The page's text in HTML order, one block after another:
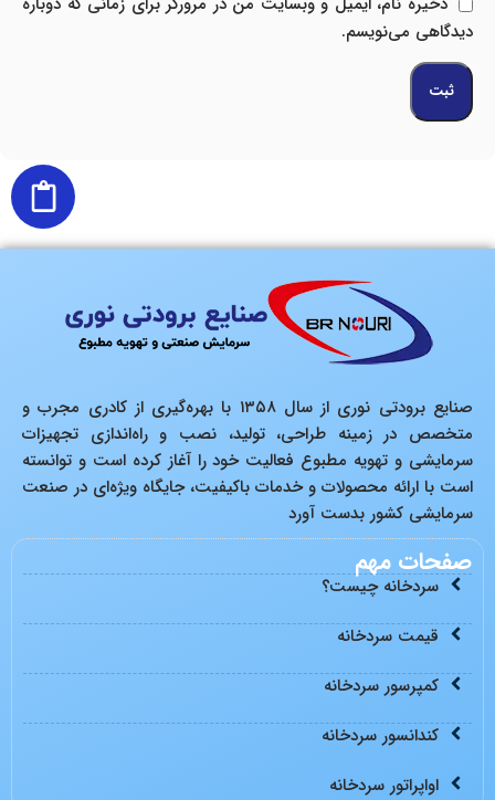
دیدگاهی می‌نویسم.
صنایع برودتی نوری از سال ۱۳۵۸ با بهره‌گیری از کادری مجرب و
متخصص در زمینه طراحی، تولید، نصب و راه‌اندازی تجهیزات
سرمایشی و تهویه مطبوع فعالیت خود را آغاز کرده است و توانسته
است با ارائه محصولات و خدمات باکیفیت، جایگاه ویژه‌ای در صنعت
سرمایشی کشور بدست آورد
صفحات مهم
سردخانه چیست؟
قیمت سردخانه
کمپرسور سردخانه
کندانسور سردخانه
اواپراتور سردخانه